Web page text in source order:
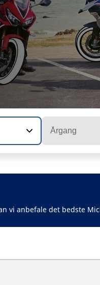
Årgang
vi anbefale det bedste